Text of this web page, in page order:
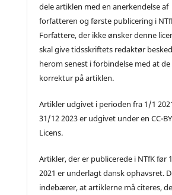
dele artiklen med en anerkendelse af
forfatteren og første publicering i
Forfattere, der ikke ønsker denne
skal give tidsskriftets redaktør besked
herom senest i forbindelse med at
korrektur på artiklen.
Artikler udgivet i perioden fra 1/1
31/12 2023 er udgivet under en CC-
Licens.
Artikler, der er publicerede i NTfK før
2021 er underlagt dansk ophavsret.
indebærer, at artiklerne må citeres,